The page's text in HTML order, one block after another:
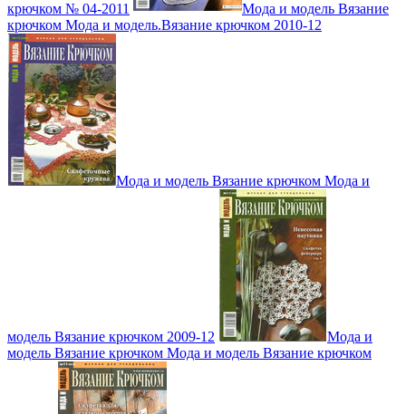
крючком № 04-2011
Мода и модель Вязание
крючком Мода и модель.Вязание крючком 2010-12
Мода и модель Вязание крючком Мода и
модель Вязание крючком 2009-12
Мода и
модель Вязание крючком Мода и модель Вязание крючком